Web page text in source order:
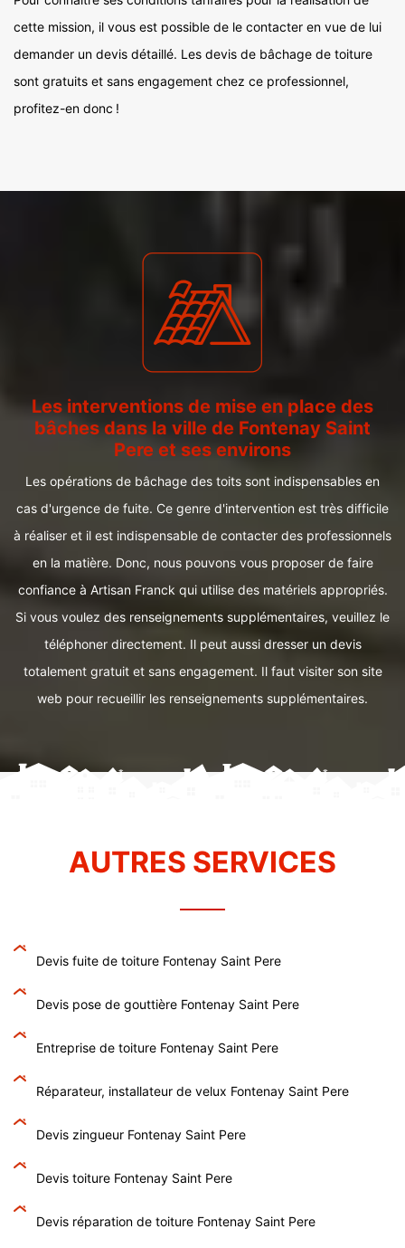
cette mission, il vous est possible de le contacter en vue de lui
demander un devis détaillé. Les devis de bâchage de toiture
sont gratuits et sans engagement chez ce professionnel,
profitez-en donc !
Les interventions de mise en place des
bâches dans la ville de Fontenay Saint
Pere et ses environs
Les opérations de bâchage des toits sont indispensables en
cas d'urgence de fuite. Ce genre d'intervention est très difficile
à réaliser et il est indispensable de contacter des professionnels
en la matière. Donc, nous pouvons vous proposer de faire
confiance à Artisan Franck qui utilise des matériels appropriés.
Si vous voulez des renseignements supplémentaires, veuillez le
téléphoner directement. Il peut aussi dresser un devis
totalement gratuit et sans engagement. Il faut visiter son site
web pour recueillir les renseignements supplémentaires.
AUTRES SERVICES
Devis fuite de toiture Fontenay Saint Pere
Devis pose de gouttière Fontenay Saint Pere
Entreprise de toiture Fontenay Saint Pere
Réparateur, installateur de velux Fontenay Saint Pere
Devis zingueur Fontenay Saint Pere
Devis toiture Fontenay Saint Pere
Devis réparation de toiture Fontenay Saint Pere